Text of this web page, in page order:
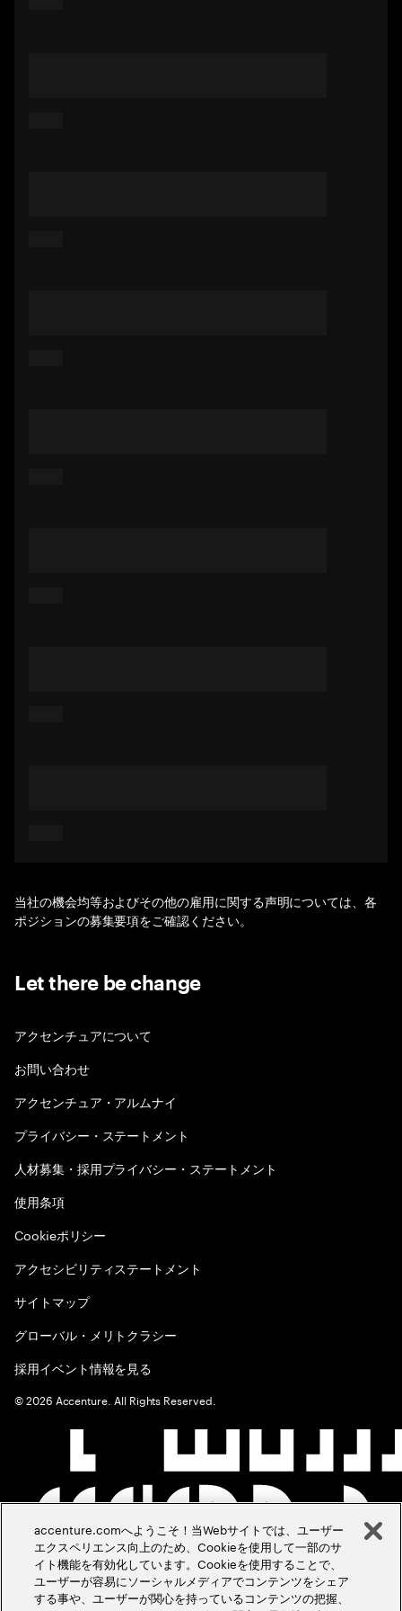
当社の機会均等およびその他の雇用に関する声明については、各
ポジションの募集要項をご確認ください。
Let there be change
アクセンチュアについて
お問い合わせ
アクセンチュア・アルムナイ
プライバシー・ステートメント
人材募集・採用プライバシー・ステートメント
使用条項
Cookieポリシー
アクセシビリティステートメント
サイトマップ
グローバル・メリトクラシー
採用イベント情報を見る
©2026 Accenture. All Rights Reserved.
accenture.comへようこそ！当Webサイトでは、ユーザー
エクスペリエンス向上のため、Cookieを使用して一部のサ
イト機能を有効化しています。Cookieを使用することで、
ユーザーが容易にソーシャルメディアでコンテンツをシェア
する事や、ユーザーが関心を持っているコンテンツの把握、